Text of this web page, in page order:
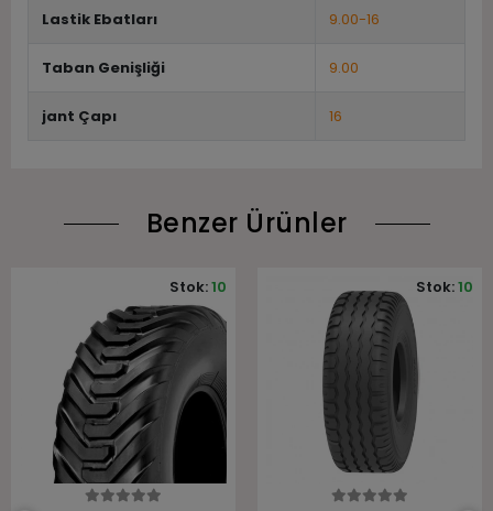
Lastik Ebatları 9.00-16
Taban Genişliği 9.00
jant Çapı 16
Benzer Ürünler
Stok:10 Stok:10